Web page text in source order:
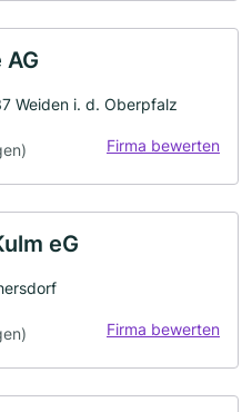
Weiden i. d. Oberpfalz
Firma bewerten
eG
Firma bewerten